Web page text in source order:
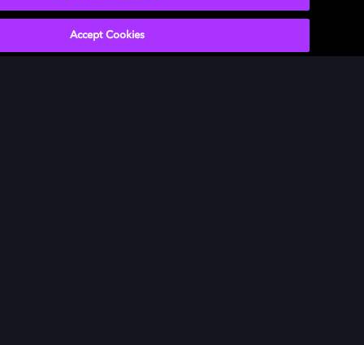
Un contraste inigualable
Accept Cookies